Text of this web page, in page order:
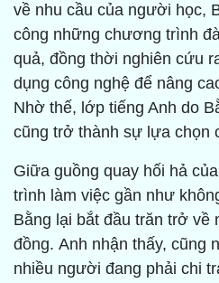
về nhu cầu của người học,
công những chương trình
quả, đồng thời nghiên cứu
dụng công nghệ để nâng
Nhờ thế, lớp tiếng Anh do
cũng trở thành sự lựa chọn
Giữa guồng quay hối hả
trình làm việc gần như
Bằng lại bắt đầu trăn trở về
đồng. Anh nhận thấy, cũng
nhiều người đang phải chi